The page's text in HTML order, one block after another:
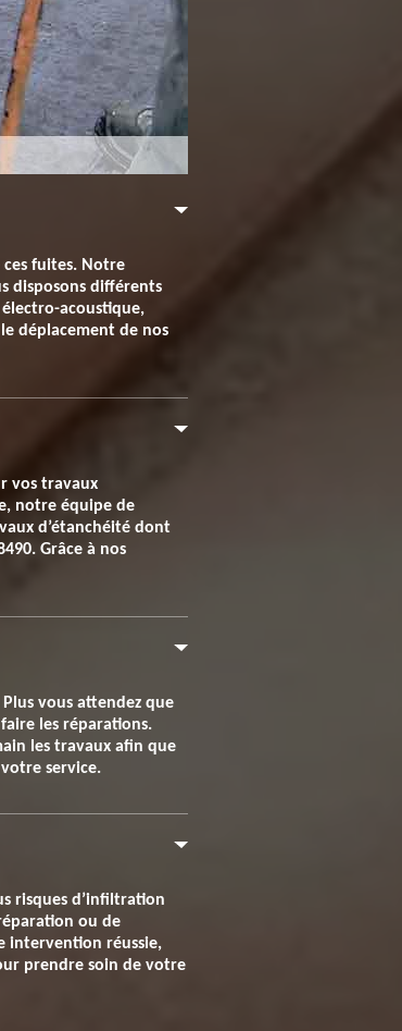
fuites. Notre
disposons différents
acoustique,
déplacement de nos
vos travaux
notre équipe de
d’étanchéité dont
Grâce à nos
vous attendez que
les réparations.
les travaux afin que
service.
risques d’infiltration
ou de
intervention réussie,
prendre soin de votre